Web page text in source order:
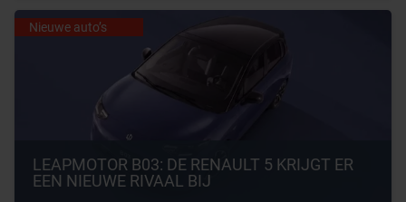
Nieuwe auto’s
LEAPMOTOR B03: DE RENAULT 5 KRIJGT ER
EEN NIEUWE RIVAAL BIJ